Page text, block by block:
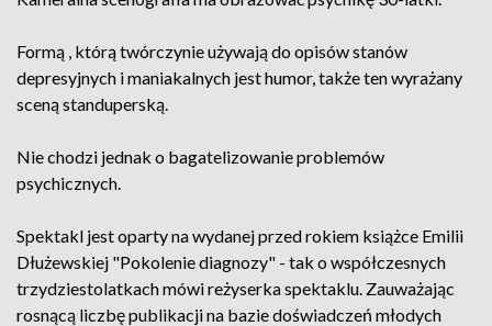
Formą , którą twórczynie używają do opisów stanów
depresyjnych i maniakalnych jest humor, także ten wyrażany
sceną standuperską.
Nie chodzi jednak o bagatelizowanie problemów
psychicznych.
Spektakl jest oparty na wydanej przed rokiem książce Emilii
Dłużewskiej "Pokolenie diagnozy" - tak o współczesnych
trzydziestolatkach mówi reżyserka spektaklu. Zauważając
rosnącą liczbę publikacji na bazie doświadczeń młodych